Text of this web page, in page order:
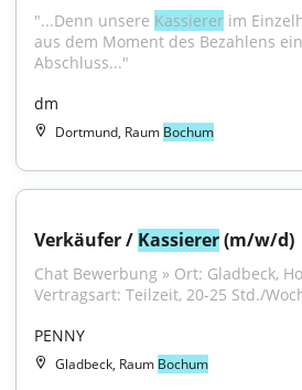
"...Denn unsere Kassierer im
aus dem Moment des Bezahlens
Abschluss..."
dm
Dortmund, Raum Bochum
Verkäufer / Kassierer (m/w/d)
Chat Bewerbung » Ort: Gladbeck,
Vertragsart: Teilzeit, 20-25 Std./
PENNY
Gladbeck, Raum Bochum